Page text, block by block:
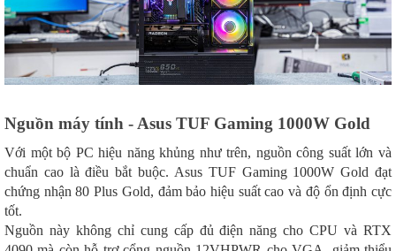
Nguồn máy tính - Asus TUF Gaming 1000W Gold
Với một bộ PC hiệu năng khủng như trên, nguồn công suất lớn và
chuẩn cao là điều bắt buộc. Asus TUF Gaming 1000W Gold đạt
chứng nhận 80 Plus Gold, đảm bảo hiệu suất cao và độ ổn định cực
tốt.
Nguồn này không chỉ cung cấp đủ điện năng cho CPU và RTX